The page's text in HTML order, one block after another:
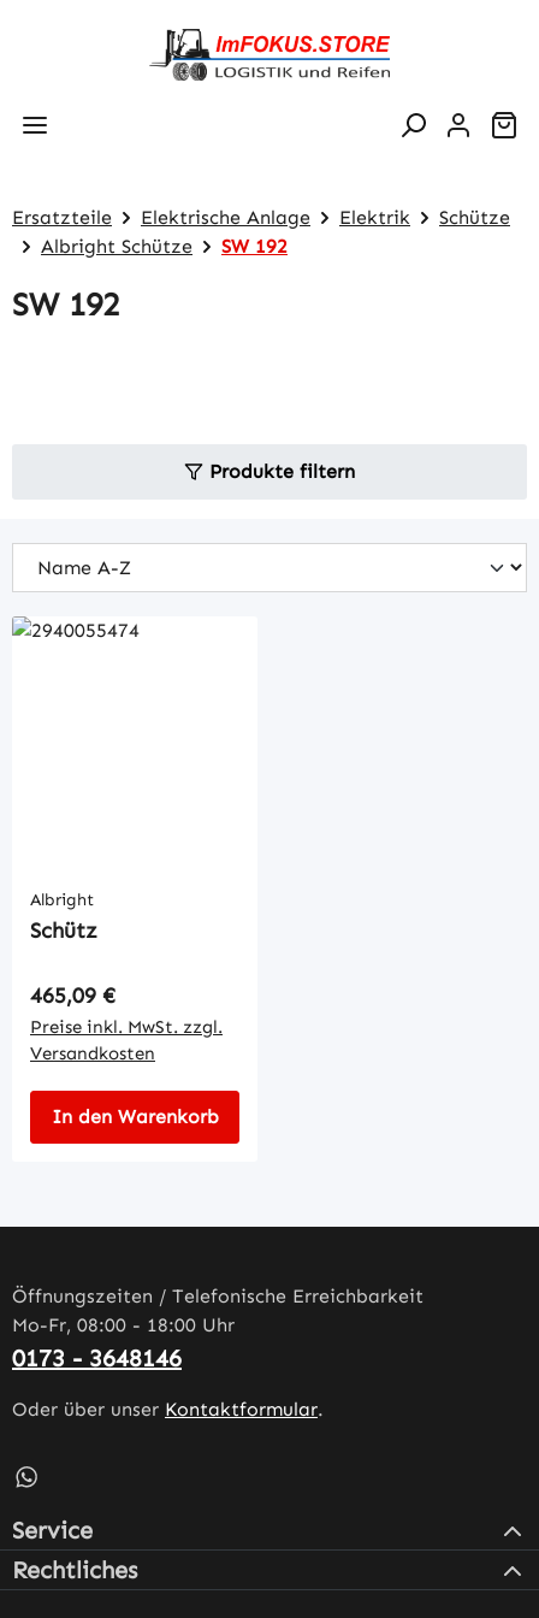
Zum Hauptinhalt springen
Ersatzteile Elektrische Anlage Elektrik
Schütze
Albright Schütze
SW 192
SW 192
Produkte filtern
Albright
Schütz
Regulärer Preis:
465,09 €
Preise inkl. MwSt. zzgl.
Versandkosten
In den Warenkorb
Öffnungszeiten / Telefonische Erreichbarkeit
Mo-Fr, 08:00 - 18:00 Uhr
0173 - 3648146
Oder über unser Kontaktformular.
Schreib uns auf WhatsApp – öffnet in neuem Tab
Service
Rechtliches